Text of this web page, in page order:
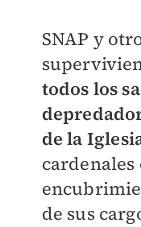
SNAP y
todos los
de la
de sus